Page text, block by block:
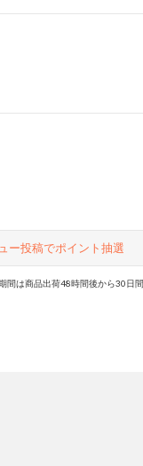
ー投稿でポイント抽選
間は商品出荷48時間後から30日